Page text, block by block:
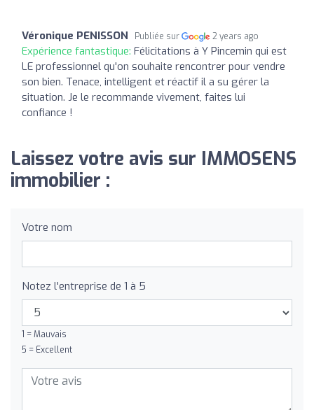
Véronique PENISSON Publiée sur 2 years ago
Expérience fantastique: Félicitations à Y Pincemin qui est
LE professionnel qu'on souhaite rencontrer pour vendre
son bien. Tenace, intelligent et réactif il a su gérer la
situation. Je le recommande vivement, faites lui
confiance !
Laissez votre avis sur IMMOSENS
immobilier :
Votre nom
Notez l'entreprise de 1 à 5
1 = Mauvais
5 = Excellent